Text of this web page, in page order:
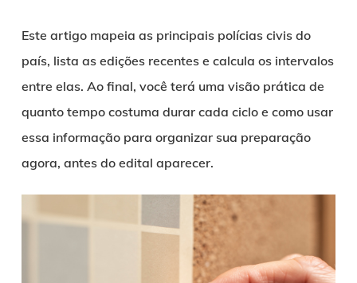
Este artigo mapeia as principais polícias civis do
país, lista as edições recentes e calcula os intervalos
entre elas. Ao final, você terá uma visão prática de
quanto tempo costuma durar cada ciclo e como usar
essa informação para organizar sua preparação
agora, antes do edital aparecer.